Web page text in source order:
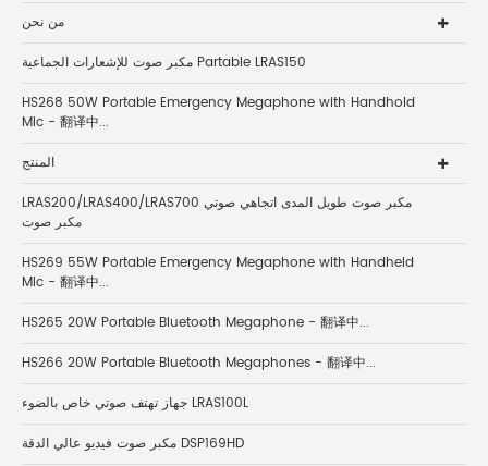
من نحن
مكبر صوت للإشعارات الجماعية Partable LRAS150
HS268 50W Portable Emergency Megaphone with Handhold
Mic - 翻译中...
المنتج
LRAS200/LRAS400/LRAS700 مكبر صوت طويل المدى اتجاهي صوتي
مكبر صوت
HS269 55W Portable Emergency Megaphone with Handheld
Mic - 翻译中...
HS265 20W Portable Bluetooth Megaphone - 翻译中...
HS266 20W Portable Bluetooth Megaphones - 翻译中...
جهاز تهتف صوتي خاص بالضوء LRAS100L
مكبر صوت فيديو عالي الدقة DSP169HD